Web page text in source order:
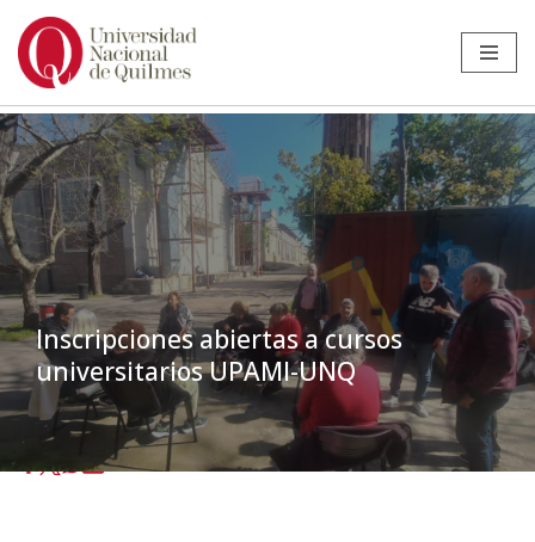
Ir
contenido
Inscripciones abiertas a cursos
universitarios UPAMI-UNQ
Inicio » Noticias Extensión»Inscripciones abiertas a cursos
universitarios UPAMI-UNQ